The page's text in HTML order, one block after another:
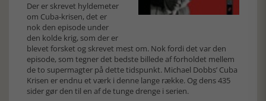
Der er skrevet hyldemeter
om Cuba-krisen, det er
nok den episode under
den kolde krig, som der er
blevet forsket og skrevet mest om. Nok fordi det var den
episode, som tegner det bedste billede af forholdet mellem
de to supermagter på dette tidspunkt. Michael Dobbs’ Cuba
Krisen er endnu et værk i denne lange række. Og dens 435
sider gør den til en af de tunge drenge i serien.